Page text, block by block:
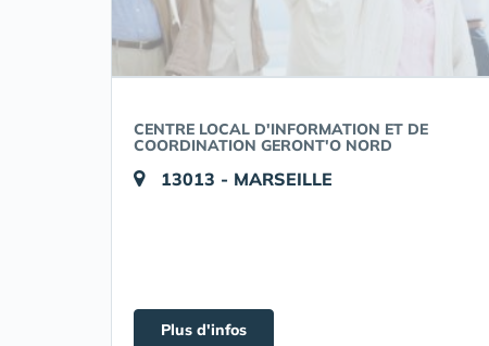
CENTRE LOCAL D'INFORMATION ET DE
COORDINATION GERONT'O NORD
13013 - MARSEILLE
Plus d'infos